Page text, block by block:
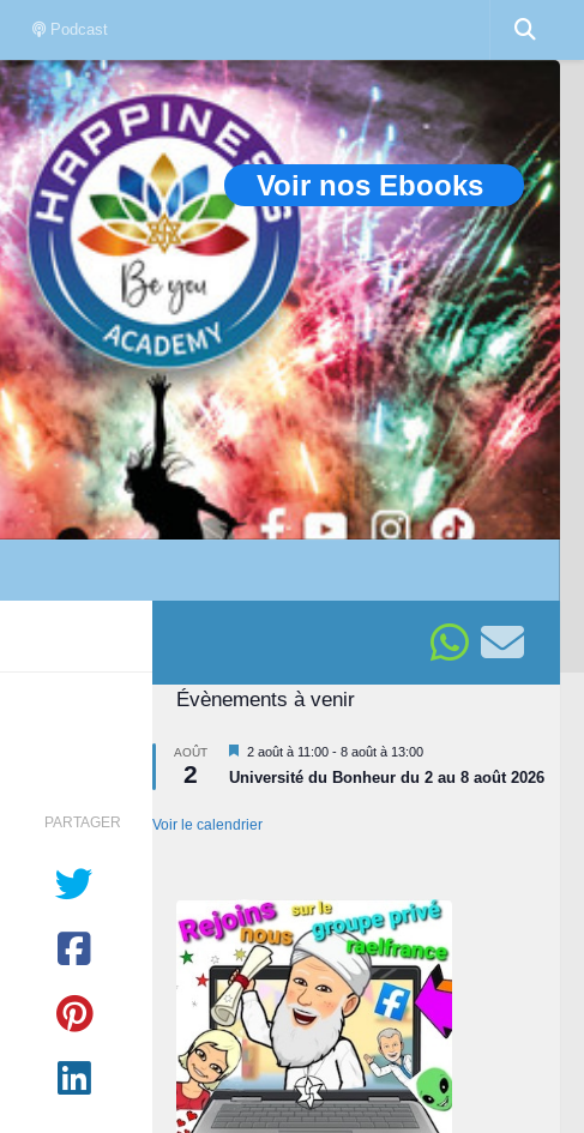
Podcast
Voir nos Ebooks
PARTAGER
Évènements à venir
AOÛT
2
Mis
en
avant
2 août à 11:00 - 8 août à 13:00
Université du Bonheur du 2 au 8 août 2026
Voir le calendrier